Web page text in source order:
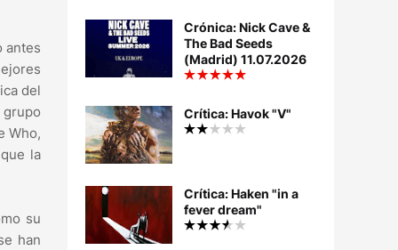
antes
del
Who,
la
su
han
Crónica: Nick Cave &
The Bad Seeds
(Madrid) 11.07.2026
Crítica: Havok "V"
Crítica: Haken "in a
fever dream"